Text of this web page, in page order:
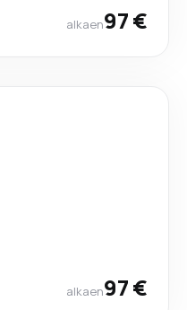
alkaen97 €
alkaen97 €